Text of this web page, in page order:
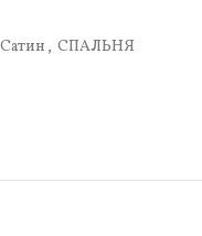
Сатин , СПАЛЬНЯ